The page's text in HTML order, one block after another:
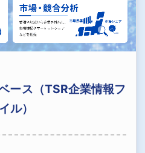
ース（TSR企業情報フ
ル）